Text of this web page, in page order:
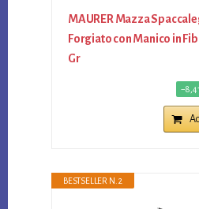
MAURER Mazza
Forgiato con Manico in
Gr
BESTSELLER N. 2